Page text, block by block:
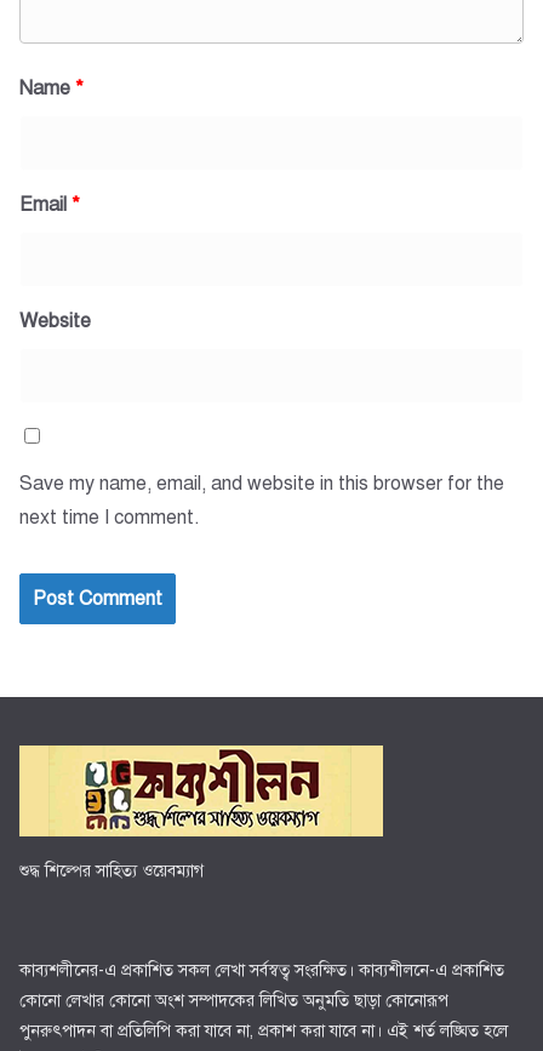
Name *
Email *
Website
Save my name, email, and website in this browser for the
next time I comment.
শুদ্ধ শিল্পের সাহিত্য ওয়েবম্যাগ
কাব্যশলীনের-এ প্রকাশিত সকল লেখা সর্বস্বত্ব সংরক্ষিত। কাব্যশীলনে-এ প্রকাশিত
কোনো লেখার কোনো অংশ সম্পাদকের লিখিত অনুমতি ছাড়া কোনোরূপ
পুনরুৎপাদন বা প্রতিলিপি করা যাবে না, প্রকাশ করা যাবে না। এই শর্ত লঙ্ঘিত হলে